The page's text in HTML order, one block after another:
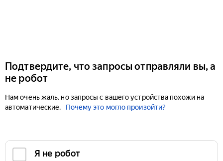
Подтвердите, что запросы отправляли вы, а
не робот
Нам очень жаль, но запросы с вашего устройства похожи на
автоматические.
Почему это могло произойти?